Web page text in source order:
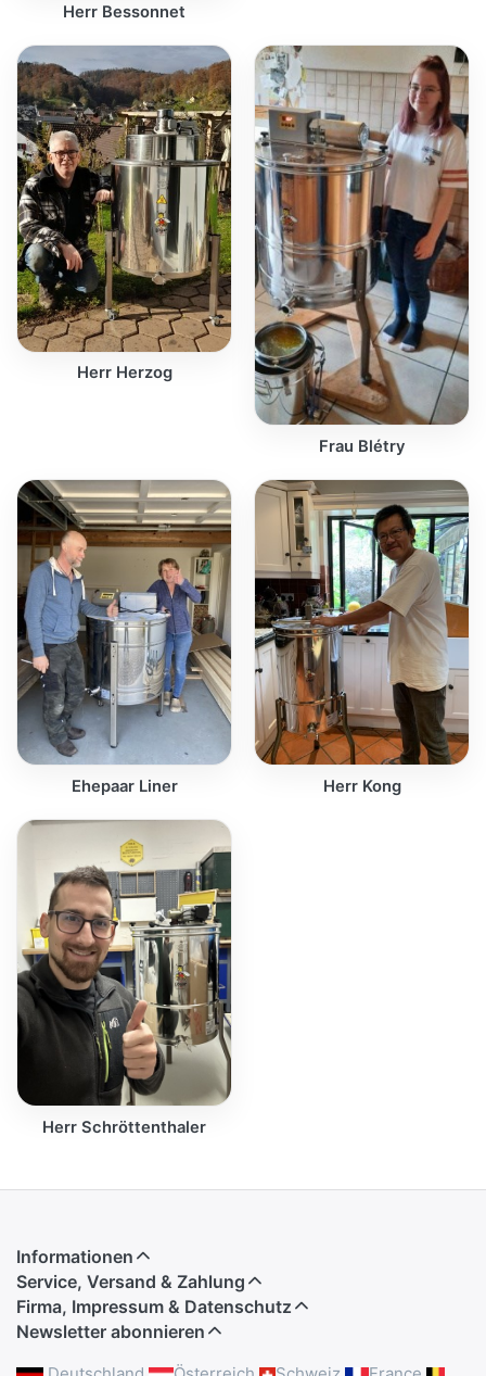
Herr Bessonnet
Herr Herzog
Frau Blétry
Ehepaar Liner Herr Kong
Herr Schröttenthaler
Informationen
Service, Versand & Zahlung
Firma, Impressum & Datenschutz
Newsletter abonnieren